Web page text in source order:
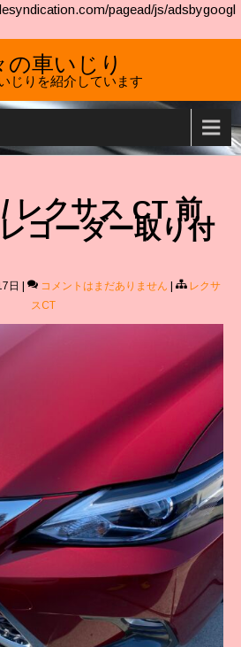
pagead/js/adsbygoogl
の車いじり
じりを紹介しています
レクサス CT 前
コーダー取り付
日 コメントはまだありません
レクサ
スCT